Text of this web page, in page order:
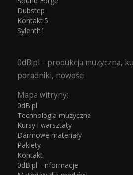
Dubstep
Kontakt 5
Sylenth1
0dB.pl – produkcja muzyczna,
poradniki, nowości
Mapa witryny:
0dB.pl
Technologia muzyczna
Kursy i warsztaty
Darmowe materiały
Pakiety
Kontakt
0dB.pl - informacje